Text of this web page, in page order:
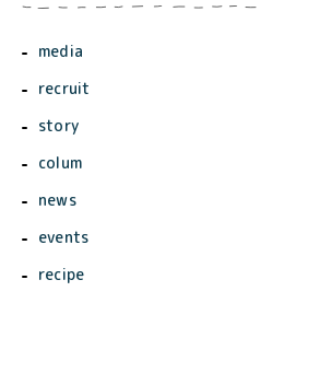
media
recruit
story
colum
news
events
recipe